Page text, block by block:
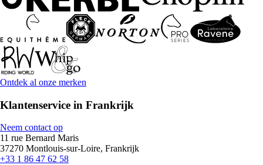
Ontdek al onze merken
Klantenservice in Frankrijk
Neem contact op
11 rue Bernard Maris
37270 Montlouis-sur-Loire, Frankrijk
+33 1 86 47 62 58